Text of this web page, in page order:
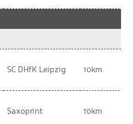
SC DHfK Leipzig 10km
Saxoprint 10km